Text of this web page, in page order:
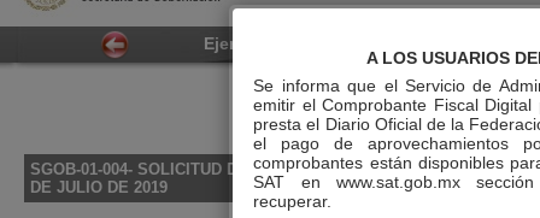
Ejemplar de hoy
INICIO GUÍA
SGOB-01-004- SOLICITUD DE VENTA DE EJEMPLARES DEL
DE JULIO DE 2019
A LOS USUARIOS
Se informa que el Servicio de
emitir el Comprobante Fiscal
presta el Diario Oficial de la
el pago de aprovechamientos
comprobantes están disponibles
SAT en www.sat.gob.mx sección
recuperar.